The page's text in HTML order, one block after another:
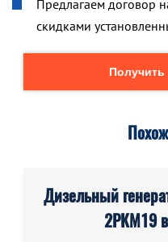
Предлагаем договор
скидками
Дизельный
2РКМ19